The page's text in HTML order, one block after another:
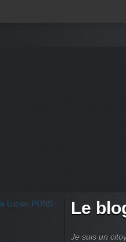
Le
Je suis un